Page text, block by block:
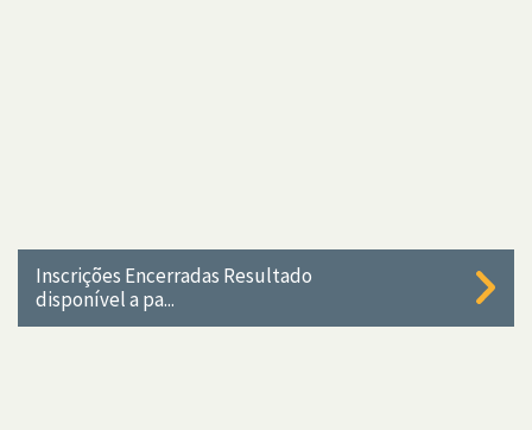
Inscrições Encerradas Resultado
disponível a pa...